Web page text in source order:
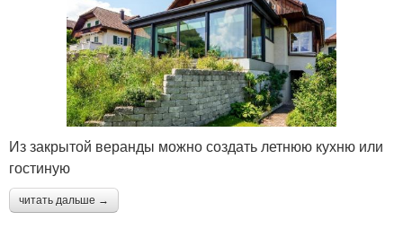
Из закрытой веранды можно создать летнюю кухню или
гостиную
читать дальше →